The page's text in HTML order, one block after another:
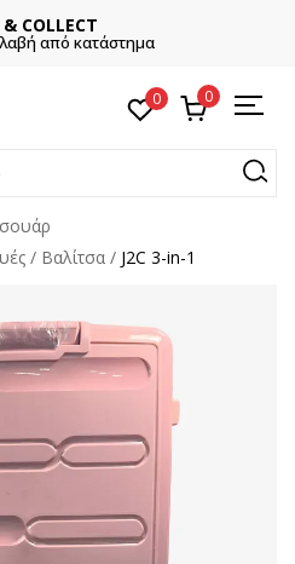
& COLLECT
από κατάστημα
0 0
Βαλίτσα J2C 3-in-1